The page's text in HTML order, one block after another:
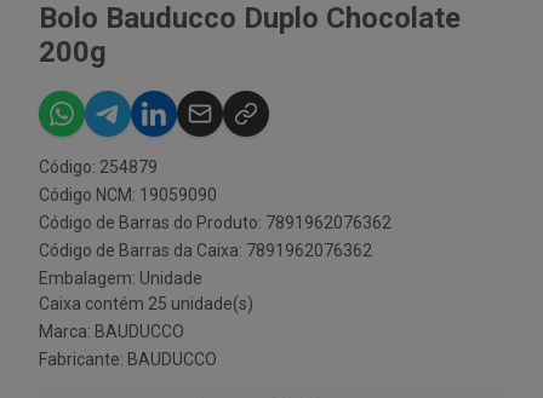
Bolo Bauducco Duplo Chocolate
200g
Código: 254879
Código NCM: 19059090
Código de Barras do Produto: 7891962076362
Código de Barras da Caixa: 7891962076362
Embalagem: Unidade
Caixa contém 25 unidade(s)
Marca: BAUDUCCO
Fabricante: BAUDUCCO